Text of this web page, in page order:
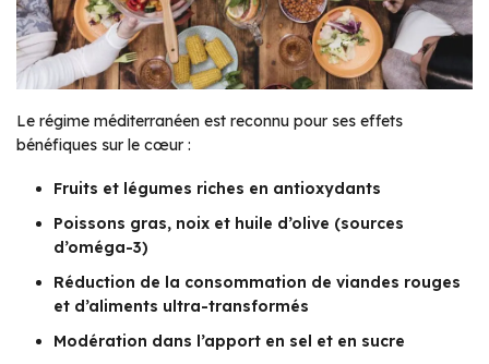
Le régime méditerranéen est reconnu pour ses effets
bénéfiques sur le cœur :
Fruits et légumes riches en antioxydants
Poissons gras, noix et huile d’olive (sources
d’oméga-3)
Réduction de la consommation de viandes rouges
et d’aliments ultra-transformés
Modération dans l’apport en sel et en sucre